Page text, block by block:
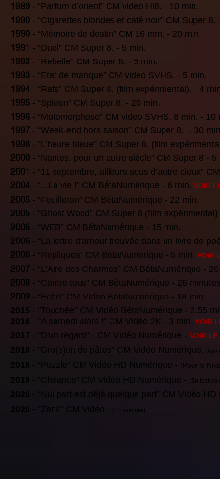
1989 - “Parfum d’orient” CM video Hi8. - 10 min.
1990 - “Cigarettes blondes et café noir” CM Super 8.
1990 - “Mémoire de destin” CM 16 mm. - 20 min.
1991 - “Duel” CM Super 8. - 5 min.
1992 - “Rebelle” CM Super 8. - 5 min.
1993 - “Etat de manque” CM video SVHS. - 5 min.
1994 - “Rats” CM Super 8. (film expérimental). - 4
1995 - “Spleen” CM Super 8. - 20 min.
1996 - “Motomorphose” CM video SVHS. 8 min. - 10
1997 - “Week-end hors saison” CM Super 8. - 30
1998 - “L’heure bleue” CM Super 8. (film
2000 - “Nantes, pour un autre siècle” CM Super 8 - 5
2001 - “11 septembre, ailleurs sous d’autre cieux”
2004 - “...La vie !” CM BétaNumérique - 6 min. VOIR
2005 - “Feuilleton” CM BétaNumérique - 22 min.
2005 - “Ghost Wood” CM Super 8 (film
2006 - “WEB” CM BétaNumérique - 15 min.
2006 - “La lettre d’amour trouvée dans un livre de
2006 - “Répliques” CM BétaNumérique - 5 min. VOIR
2007 - “L’Aire des Charmes” CM BétaNumérique -
2008 - “Contre tous” CM BétaNumérique - 26
2009 - “Echo” CM Vidéo BétaNumérique - 18 min.
2015 - "Touchée" CM Vidéo BétaNumérique - 2.55
2016 - "A samedi alors !" CM Vidéo 2K - 3 min. VOIR
2017 - "D'un regard " - CM Vidéo Numérique - VOIR LE
​2018 - "Gra(s)tin de pâtes" CM Vidéo Numérique. (Non
“Puzzle" CM Vidéo HD Numérique - (Pour le
“Chéance" CM Vidéo HD Numérique - (En
“Nul part est déjà quelque part” CM Vidéo
“Zenit" CM Vidéo - (En écriture)